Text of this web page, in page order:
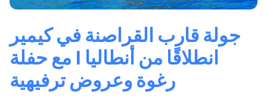
جولة قارب القراصنة في كيمير
انطلاقًا من أنطاليا | مع حفلة
رغوة وعروض ترفيهية